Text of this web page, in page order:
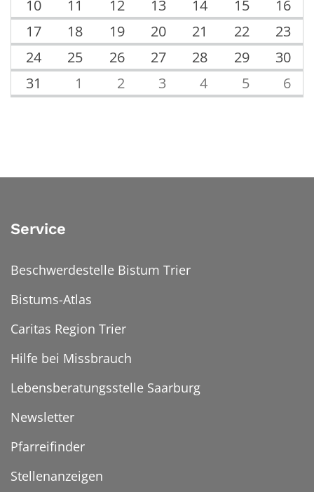
10
11 12 13 14 15
16
17
18 19 20 21 22
23
24
25 26 27 28 29
30
31
1 2 3 4 5 6
Service
Beschwerdestelle Bistum Trier
Bistums-Atlas
Caritas Region Trier
Hilfe bei Missbrauch
Lebensberatungsstelle Saarburg
Newsletter
Pfarreifinder
Stellenanzeigen